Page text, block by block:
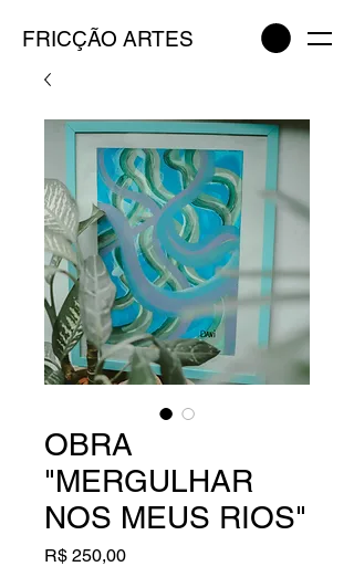
FRICÇÃO ARTES
OBRA
"MERGULHAR
NOS MEUS RIOS"
R$ 250,00Preço